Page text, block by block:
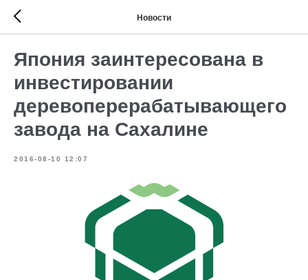
Новости
Япония заинтересована в
инвестировании
деревоперерабатывающего
завода на Сахалине
2016-08-10 12:07